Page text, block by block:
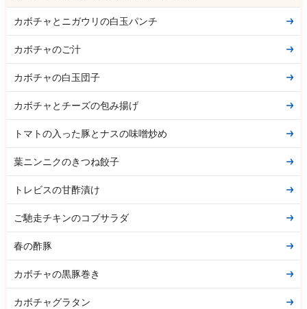
カボチャとニガウリの白玉パンチ
カボチャのご汁
カボチャの白玉団子
カボチャとチーズの包み揚げ
トマトの入った豚とナスの味噌炒め
葉ニンニクのきつね餃子
トレビスの甘酢漬け
ご馳走チキンのコブサラダ
春の酢豚
カボチャの黒豚巻き
カボチャグラタン